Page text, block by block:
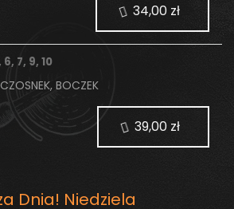
6, 7, 9, 10
BOCZEK
Dnia! Niedziela